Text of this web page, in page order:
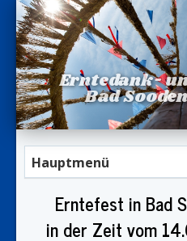
Erntedank-
Bad
Hauptmenü
Erntefest in Bad
in der Zeit vom